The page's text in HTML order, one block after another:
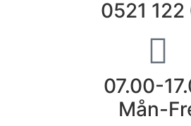
0521 122
07.00-
Mån-